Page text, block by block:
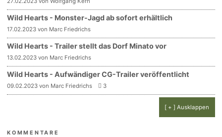
Wild Hearts - Monster-Jagd ab sofort erhältlich
17.02.2023 von Marc Friedrichs
Wild Hearts - Trailer stellt das Dorf Minato vor
13.02.2023 von Marc Friedrichs
Wild Hearts - Aufwändiger CG-Trailer veröffentlicht
09.02.2023 von Marc Friedrichs 3
[ + ] Ausklappen
KOMMENTARE